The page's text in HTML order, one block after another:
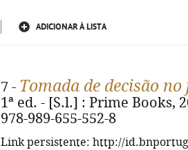
ADICIONAR À LISTA
7 - Tomada de decisão no
1ª ed. - [S.l.] : Prime Books,
978-989-655-552-8
Link persistente: http://